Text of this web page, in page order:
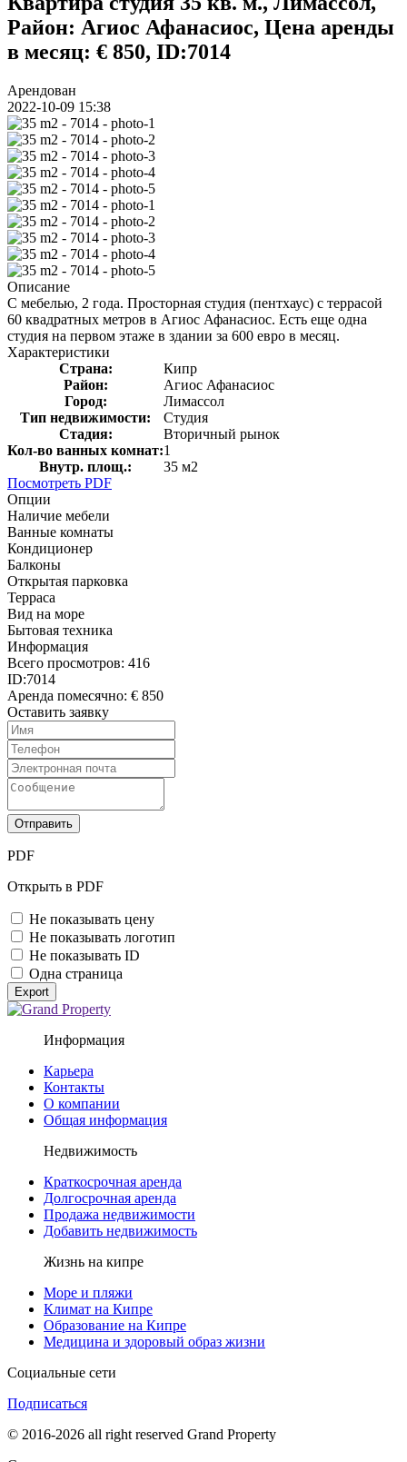
Район: Агиос Афанасиос, Цена аренды
в месяц: € 850, ID:7014
Арендован
2022-10-09 15:38
Описание
С мебелью, 2 года. Просторная студия (пентхаус) с террасой
60 квадратных метров в Агиос Афанасиос. Есть еще одна
студия на первом этаже в здании за 600 евро в месяц.
Характеристики
Страна:
Кипр
Район:
Агиос Афанасиос
Город:
Лимассол
Тип недвижимости:
Студия
Стадия:
Вторичный рынок
Кол-во ванных комнат:1
Внутр. площ.:
35 м2
Посмотреть PDF
Опции
Наличие мебели
Ванные комнаты
Кондиционер
Балконы
Открытая парковка
Терраса
Вид на море
Бытовая техника
Информация
Всего просмотров: 416
ID:7014
Аренда помесячно: € 850
Оставить заявку
Отправить
PDF
Открыть в PDF
Не показывать цену
Не показывать логотип
Не показывать ID
Одна страница
Export
Информация
Карьера
Контакты
О компании
Общая информация
Недвижимость
Краткосрочная аренда
Долгосрочная аренда
Продажа недвижимости
Добавить недвижимость
Жизнь на кипре
Море и пляжи
Климат на Кипре
Образование на Кипре
Медицина и здоровый образ жизни
Социальные сети
Подписаться
© 2016-2026 all right reserved Grand Property